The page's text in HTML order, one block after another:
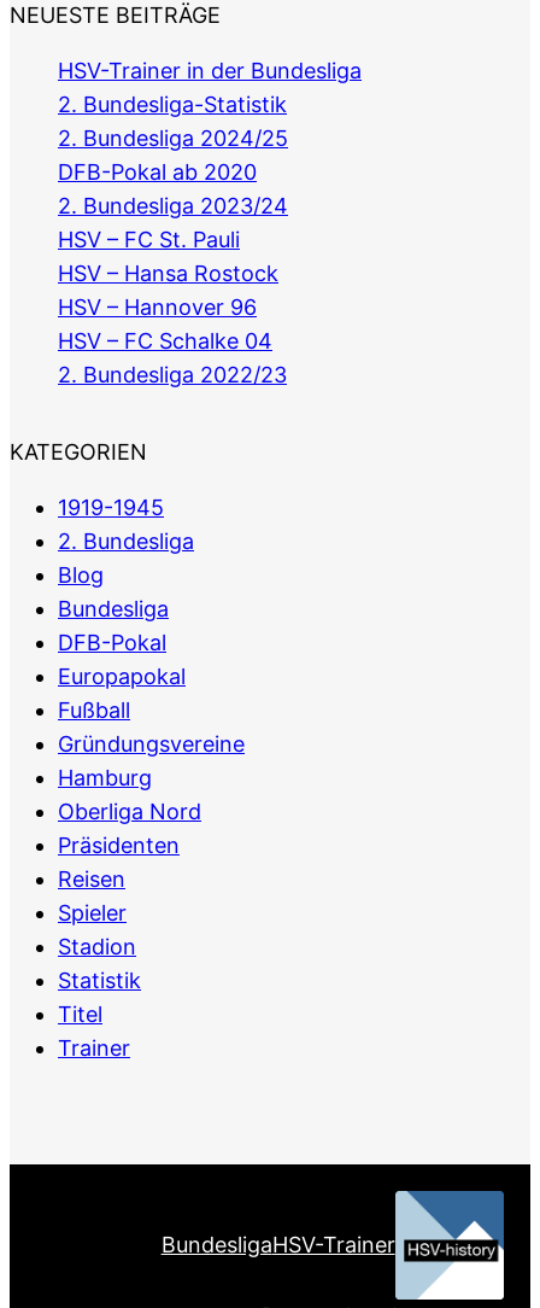
NEUESTE BEITRÄGE
HSV-Trainer in der Bundesliga
2. Bundesliga-Statistik
2. Bundesliga 2024/25
DFB-Pokal ab 2020
2. Bundesliga 2023/24
HSV – FC St. Pauli
HSV – Hansa Rostock
HSV – Hannover 96
HSV – FC Schalke 04
2. Bundesliga 2022/23
KATEGORIEN
1919-1945
2. Bundesliga
Blog
Bundesliga
DFB-Pokal
Europapokal
Fußball
Gründungsvereine
Hamburg
Oberliga Nord
Präsidenten
Reisen
Spieler
Stadion
Statistik
Titel
Trainer
BundesligaHSV-Trainer